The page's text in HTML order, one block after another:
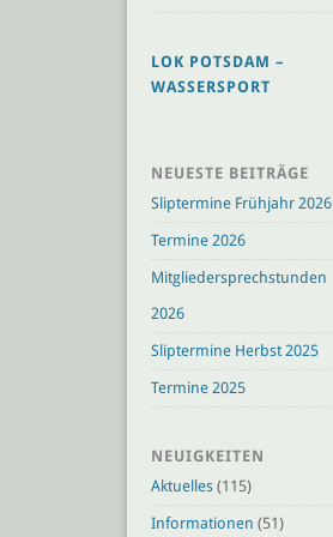
LOK POTSDAM –
WASSERSPORT
NEUESTE BEITRÄGE
Sliptermine Frühjahr 2026
Termine 2026
Mitgliedersprechstunden
2026
Sliptermine Herbst 2025
Termine 2025
NEUIGKEITEN
Aktuelles(115)
Informationen (51)